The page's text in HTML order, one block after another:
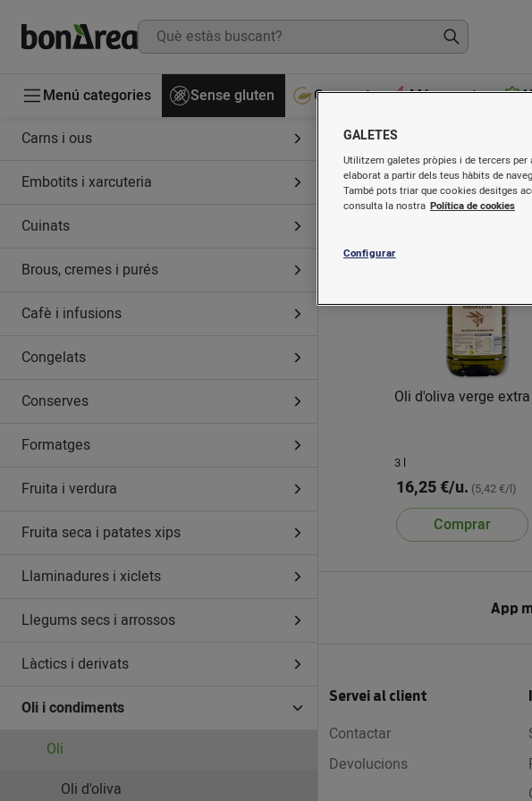
Menú categories Sense gluten Gourmet Més venuts
Carns i ous
Embotits i xarcuteria
Cuinats
Brous, cremes i purés
Cafè i infusions
Congelats
Conserves
Formatges
Fruita i verdura
Fruita seca i patates xips
Llaminadures i xiclets
Llegums secs i arrossos
Làctics i derivats
Oli i condiments
Oli
Oli d'oliva
Oli
Oli d'oliva verge extra
3 l
16,25 €/u. (5,42 €/l)
Comprar
App
Servei al client
Contactar
Devolucions
GALETES
Utilitzem galetes pròpies i de tercers per
elaborat a partir dels teus hàbits de
També pots triar que cookies desitges
consulta la nostra Política de cookies
Configurar